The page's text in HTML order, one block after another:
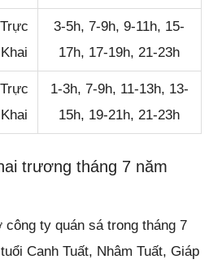
Trực
Khai
3-5h, 7-9h, 9-11h, 15-
17h, 17-19h, 21-23h
Trực
Khai
1-3h, 7-9h, 11-13h, 13-
15h, 19-21h, 21-23h
trương tháng 7 năm
ty quán sá trong tháng 7
Canh Tuất, Nhâm Tuất, Giáp